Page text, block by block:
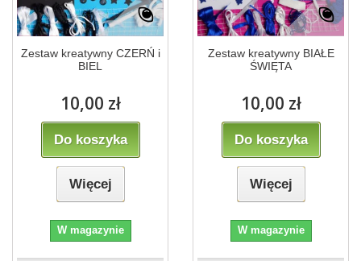
Zestaw kreatywny CZERŃ i
BIEL
10,00 zł
Do koszyka
Więcej
W magazynie
Zestaw kreatywny BIAŁE
ŚWIĘTA
10,00 zł
Do koszyka
Więcej
W magazynie